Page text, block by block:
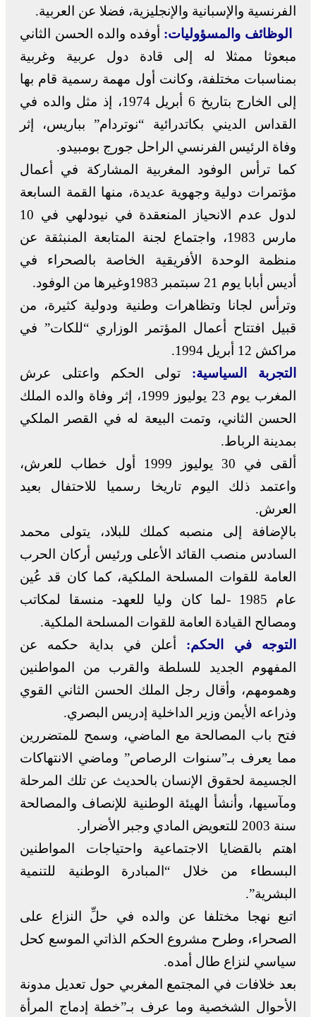
الفرنسية والإسبانية والإنجليزية، فضلا عن العربية.
الوظائف والمسؤوليات: أوفده والده الحسن الثاني
مبعوثا ممثلا له إلى قادة دول عربية وغربية
بمناسبات مختلفة، وكانت أول مهمة رسمية قام بها
إلى الخارج بتاريخ 6 أبريل 1974، إذ مثل والده في
القداس الديني بكاتدرائية “نوتردام” بباريس، إثر
وفاة الرئيس الفرنسي الراحل جورج بومبيدو.
كما ترأس الوفود المغربية المشاركة في أعمال
مؤتمرات دولية وجهوية عديدة، منها القمة السابعة
لدول عدم الانحياز المنعقدة في نيودلهي في 10
مارس 1983، واجتماع لجنة المتابعة المنبثقة عن
منظمة الوحدة الأفريقية الخاصة بالصحراء في
أديس أبابا يوم 21 سبتمبر 1983وغيرها من الوفود.
وترأس لجانا وتظاهرات وطنية ودولية كثيرة، من
قبيل افتتاح أعمال المؤتمر الوزاري “للكات” في
مراكش 12 أبريل 1994.
التجربة السياسية: تولى الحكم واعتلى عرش
المغرب يوم 23 يوليوز 1999، إثر وفاة والده الملك
الحسن الثاني، وتمت البيعة له في القصر الملكي
بمدينة الرباط.
ألقى في 30 يوليوز 1999 أول خطاب للعرش،
واعتمد ذلك اليوم تاريخا رسميا للاحتفال بعيد
العرش.
بالإضافة إلى منصبه كملك للبلاد، يتولى محمد
السادس منصب القائد الأعلى ورئيس أركان الحرب
العامة للقوات المسلحة الملكية، كما كان قد عُين
عام 1985 -لما كان وليا للعهد- منسقا لمكاتب
ومصالح القيادة العامة للقوات المسلحة الملكية.
التوجه في الحكم: أعلن في بداية حكمه عن
المفهوم الجديد للسلطة والقرب من المواطنين
وهمومهم، وأقال رجل الملك الحسن الثاني القوي
وذراعه الأيمن وزير الداخلية إدريس البصري.
فتح باب المصالحة مع الماضي، وسمح للمتضررين
مما يعرف بـ”سنوات الرصاص” وماضي الانتهاكات
الجسيمة لحقوق الإنسان بالحديث عن تلك المرحلة
ومآسيها، وأنشأ الهيئة الوطنية للإنصاف والمصالحة
سنة 2003 للتعويض المادي وجبر الأضرار.
اهتم بالقضايا الاجتماعية واحتياجات المواطنين
البسطاء من خلال “المبادرة الوطنية للتنمية
البشرية”.
اتبع نهجا مختلفا عن والده في حلِّ النزاع على
الصحراء، وطرح مشروع الحكم الذاتي الموسع كحل
سياسي لنزاع طال أمده.
بعد خلافات في المجتمع المغربي حول تعديل مدونة
الأحوال الشخصية وما عرف بـ”خطة إدماج المرأة